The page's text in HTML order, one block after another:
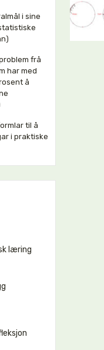
i sine
frå
har med
å
til å
i praktiske
læring